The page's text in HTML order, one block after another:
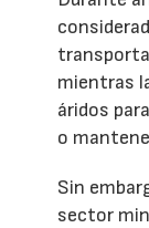
mientras
áridos
o
Sin
sector